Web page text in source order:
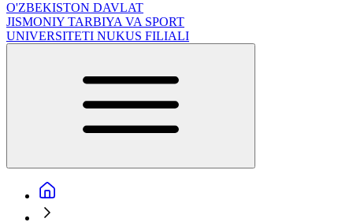
O'ZBEKISTON DAVLAT
JISMONIY TARBIYA VA SPORT
UNIVERSITETI NUKUS FILIALI